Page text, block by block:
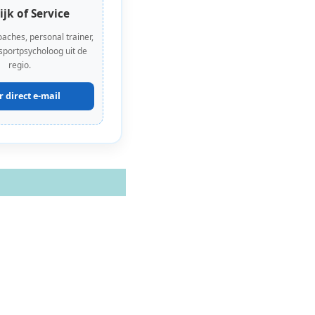
of Service
personal trainer,
uit de
regio.
direct e-mail